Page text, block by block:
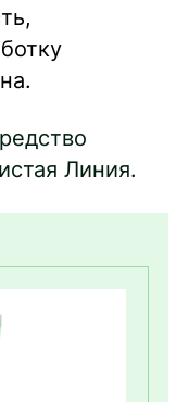
Линия.